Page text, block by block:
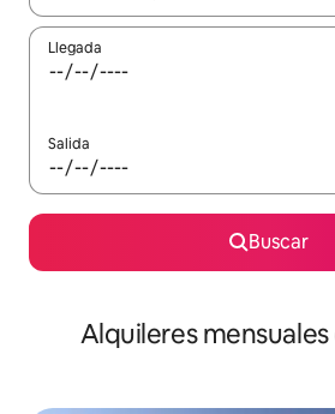
Llegada
Salida
Buscar
Alquileres